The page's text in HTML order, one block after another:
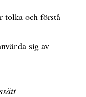
tolka och förstå
sig av